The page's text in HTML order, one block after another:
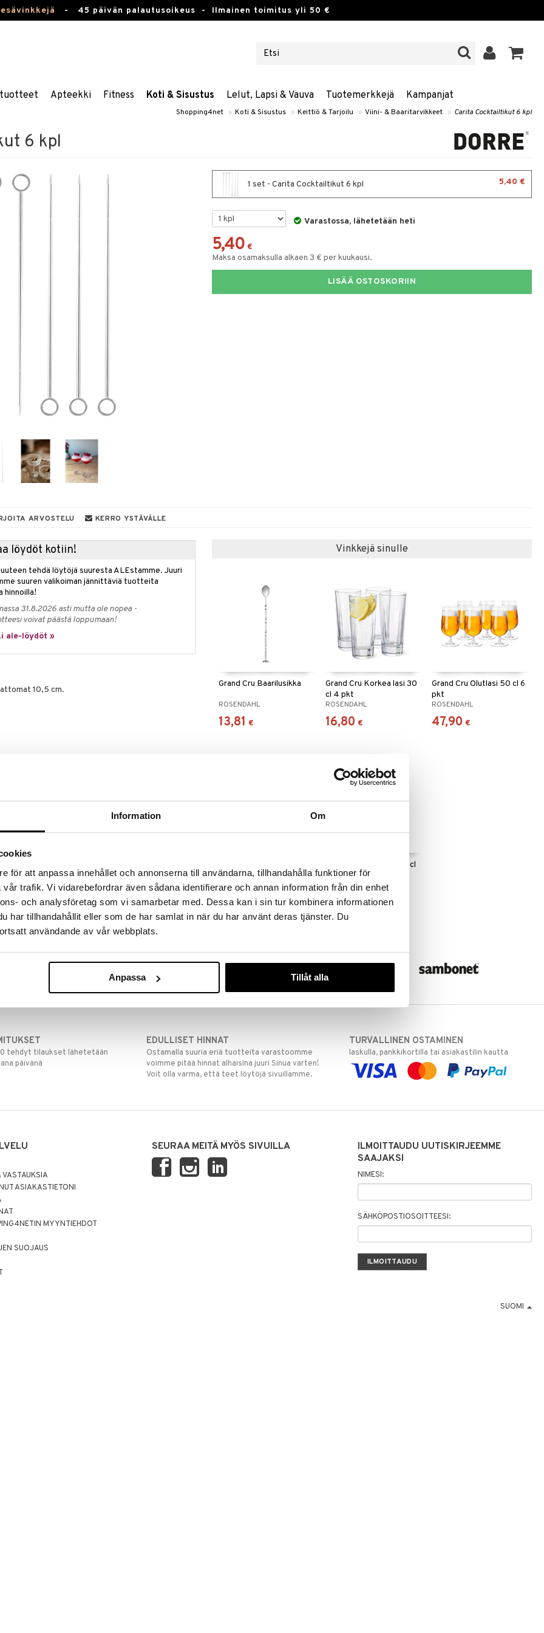
Information Om
för att anpassa innehållet och annonserna till användarna, tillhandahålla funktioner för
trafik. Vi vidarebefordrar även sådana identifierare och annan information från din enhet
och analysföretag som vi samarbetar med. Dessa kan i sin tur kombinera informationen
har tillhandahållit eller som de har samlat in när du har använt deras tjänster. Du
användande av vår webbplats.
Anpassa Tillåt alla
- 45 päivän palautusoikeus - Ilmainen toimitus yli 50 €
Apteekki Fitness Koti & Sisustus Lelut, Lapsi & Vauva Tuotemerkkejä Kampanjat
Shopping4net » Koti & Sisustus » Keittiö & Tarjoilu » Viini- & Baaritarvikkeet » Carita Cocktailtikut 6 kpl
6 kpl
1 set - Carita Cocktailtikut 6 kpl 5,40 €
Varastossa, lähetetään heti
5,40 €
Maksa osamaksulla alkaen 3 € per kuukausi.
LISÄÄ OSTOSKORIIN
ARVOSTELU KERRO YSTÄVÄLLE
löydöt kotiin!
tehdä löytöjä suuresta ALEstamme. Juuri
suuren valikoiman jännittäviä tuotteita
hinnoilla!
31.8.2026 asti mutta ole nopea -
voivat päästä loppumaan!
ale-löydöt »
10,5 cm.
Vinkkejä sinulle
Grand Cru Baarilusikka
ROSENDAHL
13,81 €
Grand Cru Korkea lasi 30
cl 4 pkt
ROSENDAHL
16,80 €
Grand Cru Olutlasi 50 cl 6
pkt
ROSENDAHL
47,90 €
Samppanjacooleri
ROSENDAHL
67,86 €
Grand Cru Snapsilasi 4 cl
6 pkt
ROSENDAHL
12,50 €
tehdyt tilaukset lähetetään
päivänä
EDULLISET HINNAT
Ostamalla suuria eriä tuotteita varastoomme
voimme pitää hinnat alhaisina juuri Sinua varten!
Voit olla varma, että teet löytöjä sivuillamme.
TURVALLINEN OSTAMINEN
laskulla, pankkikortilla tai asiakastilin kautta
ASIAKASTIETONI
MYYNTIEHDOT
SUOJAUS
SEURAA MEITÄ MYÖS SIVUILLA
ILMOITTAUDU UUTISKIRJEEMME
SAAJAKSI
NIMESI:
SÄHKÖPOSTIOSOITTEESI:
SUOMI